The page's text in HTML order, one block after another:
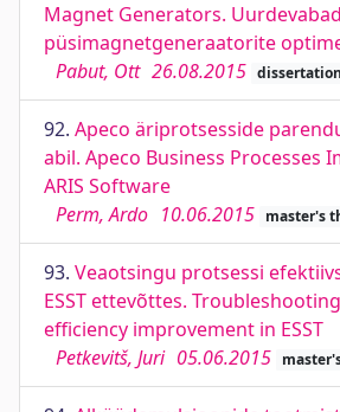
Magnet Generators.
püsimagnetgeneraatorite
Pabut, Ott 26.08.2015
92. Apeco äriprotsesside
abil. Apeco Business Processes
ARIS Software
Perm, Ardo 10.06.2015 master's
93. Veaotsingu protsessi
ESST ettevõttes.
efficiency improvement in ESST
Petkevitš, Juri 05.06.2015